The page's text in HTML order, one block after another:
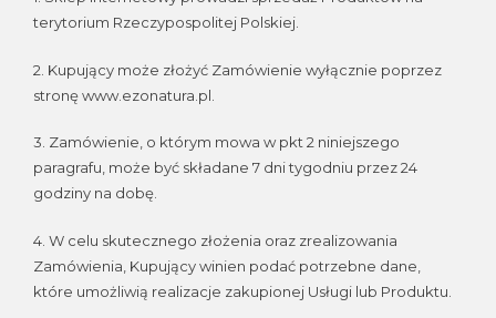
terytorium Rzeczypospolitej Polskiej.
2. Kupujący może złożyć Zamówienie wyłącznie poprzez
stronę www.ezonatura.pl.
3. Zamówienie, o którym mowa w pkt 2 niniejszego
paragrafu, może być składane 7 dni tygodniu przez 24
godziny na dobę.
4. W celu skutecznego złożenia oraz zrealizowania
Zamówienia, Kupujący winien podać potrzebne dane,
które umożliwią realizacje zakupionej Usługi lub Produktu.